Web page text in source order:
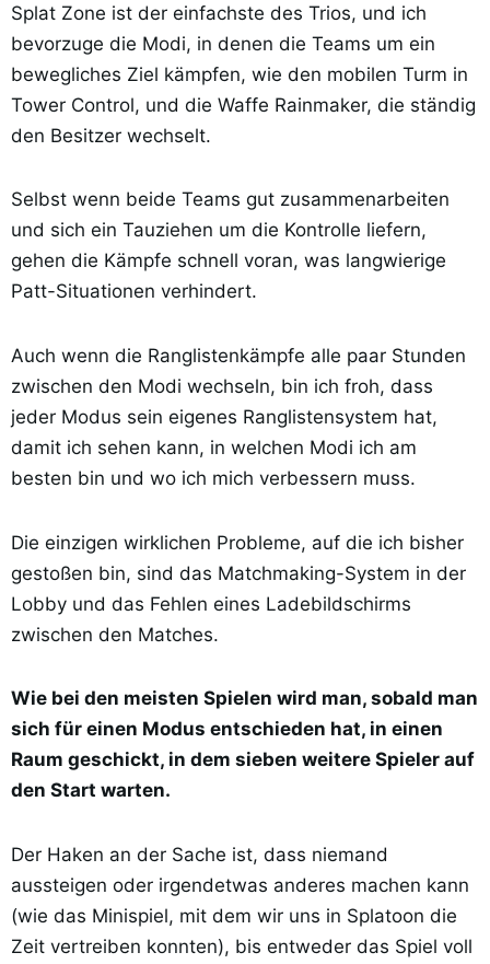
Splat Zone ist der einfachste des Trios, und ich
bevorzuge die Modi, in denen die Teams um ein
bewegliches Ziel kämpfen, wie den mobilen Turm in
Tower Control, und die Waffe Rainmaker, die ständig
den Besitzer wechselt.
Selbst wenn beide Teams gut zusammenarbeiten
und sich ein Tauziehen um die Kontrolle liefern,
gehen die Kämpfe schnell voran, was langwierige
Patt-Situationen verhindert.
Auch wenn die Ranglistenkämpfe alle paar Stunden
zwischen den Modi wechseln, bin ich froh, dass
jeder Modus sein eigenes Ranglistensystem hat,
damit ich sehen kann, in welchen Modi ich am
besten bin und wo ich mich verbessern muss.
Die einzigen wirklichen Probleme, auf die ich bisher
gestoßen bin, sind das Matchmaking-System in der
Lobby und das Fehlen eines Ladebildschirms
zwischen den Matches.
Wie bei den meisten Spielen wird man, sobald man
sich für einen Modus entschieden hat, in einen
Raum geschickt, in dem sieben weitere Spieler auf
den Start warten.
Der Haken an der Sache ist, dass niemand
aussteigen oder irgendetwas anderes machen kann
(wie das Minispiel, mit dem wir uns in Splatoon die
Zeit vertreiben konnten), bis entweder das Spiel voll